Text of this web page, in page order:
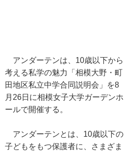
アンダーテンは、10歳以下から
考える私学の魅力「相模大野・町
田地区私立中学合同説明会」を8
月26日に相模女子大学ガーデンホ
ールで開催する。
アンダーテンとは、10歳以下の
子どもをもつ保護者に、さまざま